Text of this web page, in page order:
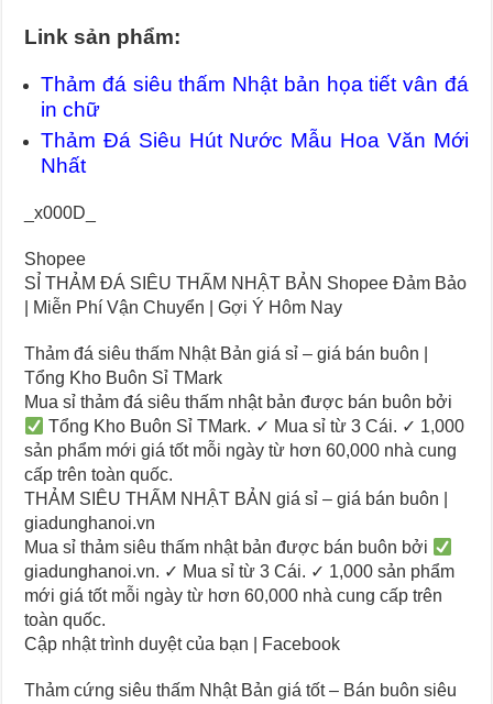
Link sản phẩm:
Thảm đá siêu thấm Nhật bản họa tiết vân đá
in chữ
Thảm Đá Siêu Hút Nước Mẫu Hoa Văn Mới
Nhất
_x000D_
Shopee
SỈ THẢM ĐÁ SIÊU THẤM NHẬT BẢN Shopee Đảm Bảo
| Miễn Phí Vận Chuyển | Gợi Ý Hôm Nay
Thảm đá siêu thấm Nhật Bản giá sỉ – giá bán buôn |
Tổng Kho Buôn Sỉ TMark
Mua sỉ thảm đá siêu thấm nhật bản được bán buôn bởi
Tổng Kho Buôn Sỉ TMark. ✓ Mua sỉ từ 3 Cái. ✓ 1,000
sản phẩm mới giá tốt mỗi ngày từ hơn 60,000 nhà cung
cấp trên toàn quốc.
THẢM SIÊU THẤM NHẬT BẢN giá sỉ – giá bán buôn |
giadunghanoi.vn
Mua sỉ thảm siêu thấm nhật bản được bán buôn bởi
giadunghanoi.vn. ✓ Mua sỉ từ 3 Cái. ✓ 1,000 sản phẩm
mới giá tốt mỗi ngày từ hơn 60,000 nhà cung cấp trên
toàn quốc.
Cập nhật trình duyệt của bạn | Facebook
Thảm cứng siêu thấm Nhật Bản giá tốt – Bán buôn siêu